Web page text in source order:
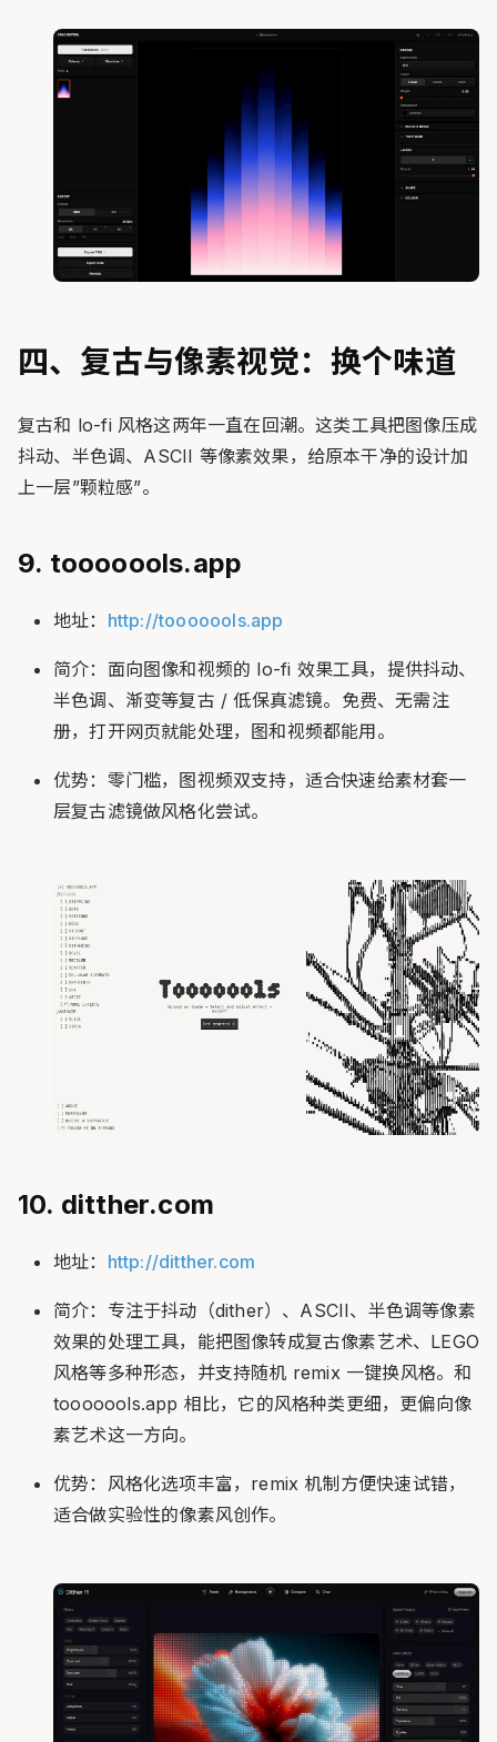
四、复古与像素视觉：换个味道
复古和 lo-fi 风格这两年一直在回潮。这类工具把图像压成
抖动、半色调、ASCII 等像素效果，给原本干净的设计加
上一层”颗粒感”。
9. tooooools.app
地址： http://tooooools.app
简介：面向图像和视频的 lo-fi 效果工具，提供抖动、
半色调、渐变等复古 / 低保真滤镜。免费、无需注
册，打开网页就能处理，图和视频都能用。
优势：零门槛，图视频双支持，适合快速给素材套一
层复古滤镜做风格化尝试。
10. ditther.com
地址： http://ditther.com
简介：专注于抖动（dither）、ASCII、半色调等像素
效果的处理工具，能把图像转成复古像素艺术、LEGO
风格等多种形态，并支持随机 remix 一键换风格。和
tooooools.app 相比，它的风格种类更细，更偏向像
素艺术这一方向。
优势：风格化选项丰富，remix 机制方便快速试错，
适合做实验性的像素风创作。